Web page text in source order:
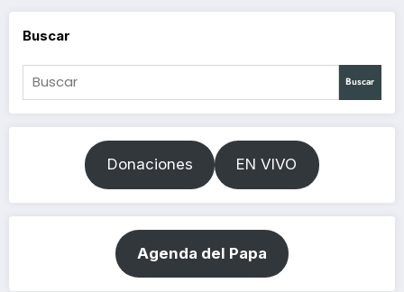
Buscar
Buscar
Donaciones EN VIVO
Agenda del Papa